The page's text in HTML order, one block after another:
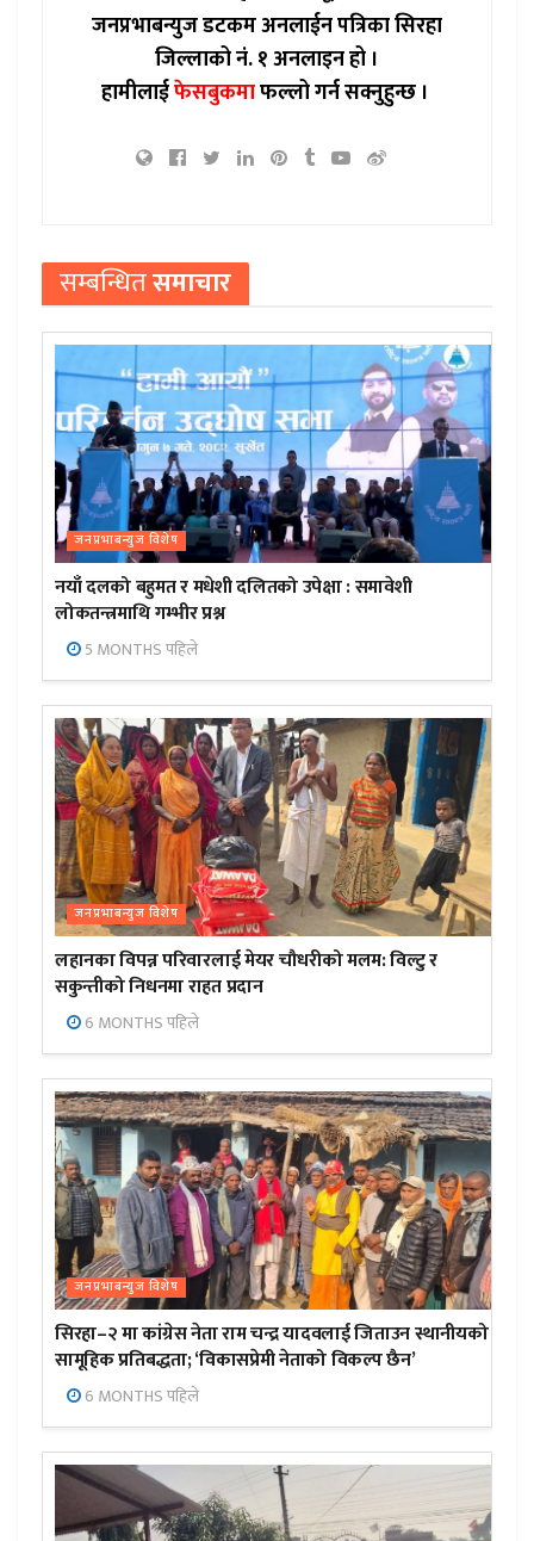
जनप्रभाबन्युज डटकम अनलाईन पत्रिका सिरहा
जिल्लाको नं. १ अनलाइन हो ।
हामीलाईफेसबुकमाफल्लो गर्न सक्नुहुन्छ ।
सम्बन्धितसमाचार
जनप्रभाबन्युज विशेष
नयाँ दलको बहुमत र मधेशी दलितको उपेक्षा : समावेशी
लोकतन्त्रमाथि गम्भीर प्रश्न
5 MONTHS पहिले
जनप्रभाबन्युज विशेष
लहानका विपन्न परिवारलाई मेयर चौधरीको मलम: विल्टु र
सकुन्तीको निधनमा राहत प्रदान
6 MONTHS पहिले
जनप्रभाबन्युज विशेष
सिरहा–२ मा कांग्रेस नेता राम चन्द्र यादवलाई जिताउन स्थानीयको
सामूहिक प्रतिबद्धता; ‘विकासप्रेमी नेताको विकल्प छैन’
6 MONTHS पहिले